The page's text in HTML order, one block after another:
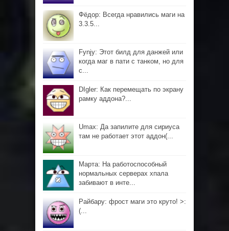
Фёдор: Всегда нравились маги на
3.3.5...
Fynjy: Этот билд для данжей или
когда маг в пати с танком, но для
с...
DIgler: Как перемещать по экрану
рамку аддона?...
Umax: Да запилите для сириуса
там не работает этот аддон(...
Марта: На работоспособный
нормальных серверах хпала
забивают в инте...
Райбару: фрост маги это круто! >:
(...